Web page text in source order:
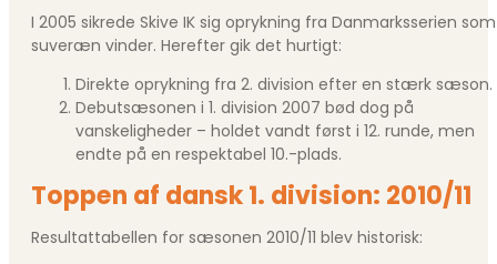
I 2005 sikrede Skive IK sig oprykning fra Danmarksserien som
suveræn vinder. Herefter gik det hurtigt:
Direkte oprykning fra 2. division efter en stærk sæson.
Debutsæsonen i 1. division 2007 bød dog på
vanskeligheder – holdet vandt først i 12. runde, men
endte på en respektabel 10.-plads.
Toppen af dansk 1. division: 2010/11
Resultattabellen for sæsonen 2010/11 blev historisk: